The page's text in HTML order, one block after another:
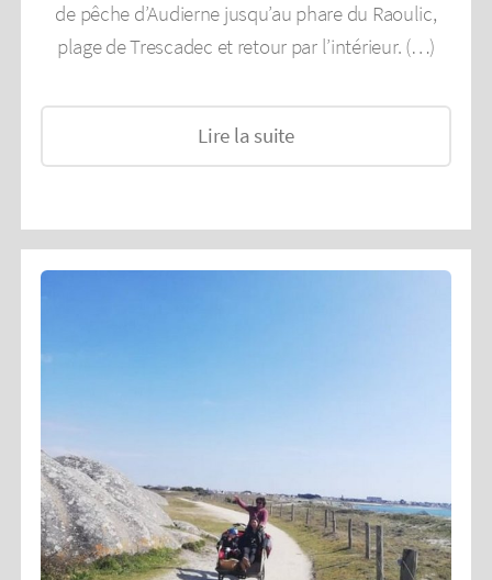
de pêche d’Audierne jusqu’au phare du Raoulic,
plage de Trescadec et retour par l’intérieur. (…)
Lire la suite